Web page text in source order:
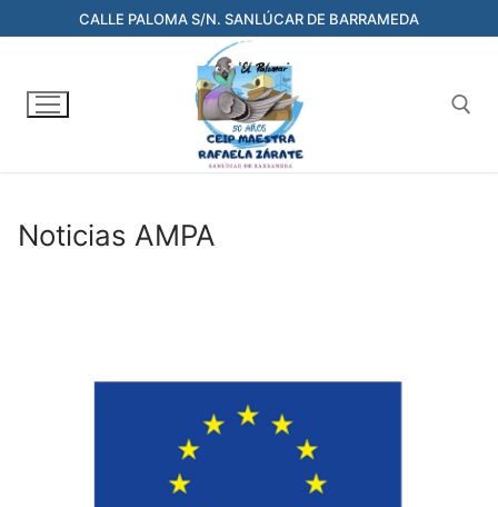
al
CALLE PALOMA S/N. SANLÚCAR DE BARRAMEDA
Noticias AMPA